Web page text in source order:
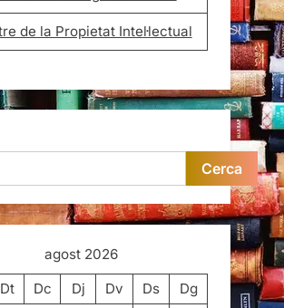
de la Propietat Intel·lectual
Cerca
agost 2026
Dt Dc Dj Dv Ds
Dg